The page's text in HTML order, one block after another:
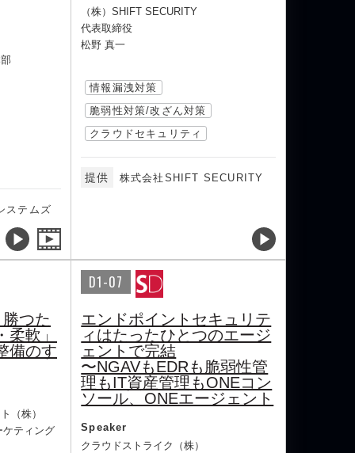
ステムズ
（株）SHIFT SECURITY
代表取締役
松野 真一
情報漏洩対策
脆弱性対策/改ざん対策
クラウドセキュリティ
提供 株式会社SHIFT SECURITY
つた
軟」
備のす
（株）
ティング
D1-07
エンドポイントセキュリテ
ィはたったひとつのエージ
ェントで完結
〜NGAVもEDRも脆弱性管
理もIT資産管理もONEコン
ソール、ONEエージェント
Speaker
クラウドストライク（株）